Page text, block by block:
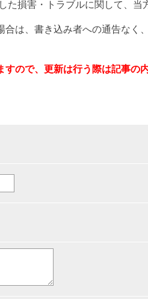
損害・トラブルに関して、当
は、書き込み者への通告なく
ので、更新は行う際は記事の